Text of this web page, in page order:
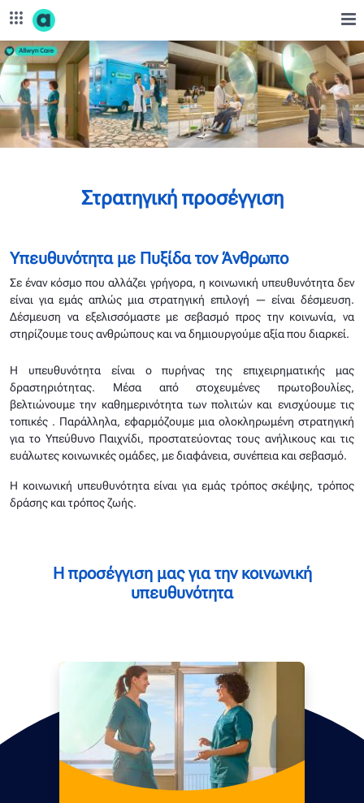
Skip to Main Content
Εταιρική Υπευθυνότητα - corporate.opap.gr
Στρατηγική προσέγγιση
Υπευθυνότητα με Πυξίδα τον Άνθρωπο
Σε έναν κόσμο που αλλάζει γρήγορα, η κοινωνική υπευθυνότητα δεν
είναι για εμάς απλώς μια στρατηγική επιλογή — είναι δέσμευση.
Δέσμευση να εξελισσόμαστε με σεβασμό προς την κοινωνία, να
στηρίζουμε τους ανθρώπους και να δημιουργούμε αξία που διαρκεί.
Η υπευθυνότητα είναι ο πυρήνας της επιχειρηματικής μας
δραστηριότητας. Μέσα από στοχευμένες πρωτοβουλίες,
βελτιώνουμε την καθημερινότητα των πολιτών και ενισχύουμε τις
τοπικές . Παράλληλα, εφαρμόζουμε μια ολοκληρωμένη στρατηγική
για το Υπεύθυνο Παιχνίδι, προστατεύοντας τους ανήλικους και τις
ευάλωτες κοινωνικές ομάδες, με διαφάνεια, συνέπεια και σεβασμό.
Η κοινωνική υπευθυνότητα είναι για εμάς τρόπος σκέψης, τρόπος
δράσης και τρόπος ζωής.
Η προσέγγιση μας για την κοινωνική
υπευθυνότητα